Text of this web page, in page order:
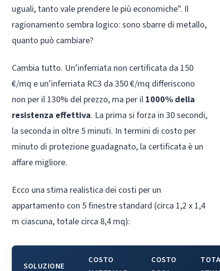
uguali, tanto vale prendere le più economiche". Il
ragionamento sembra logico: sono sbarre di metallo,
quanto può cambiare?
Cambia tutto. Un’inferriata non certificata da 150
€/mq e un’inferriata RC3 da 350 €/mq differiscono
non per il 130% del prezzo, ma per il 1000% della
resistenza effettiva. La prima si forza in 30 secondi,
la seconda in oltre 5 minuti. In termini di costo per
minuto di protezione guadagnato, la certificata è un
affare migliore.
Ecco una stima realistica dei costi per un
appartamento con 5 finestre standard (circa 1,2 x 1,4
m ciascuna, totale circa 8,4 mq):
SOLUZIONE
COSTO
COSTO